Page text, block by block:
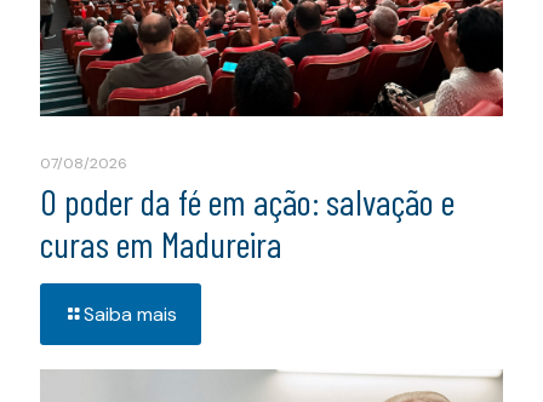
07/08/2026
O poder da fé em ação: salvação e
curas em Madureira
Saiba mais